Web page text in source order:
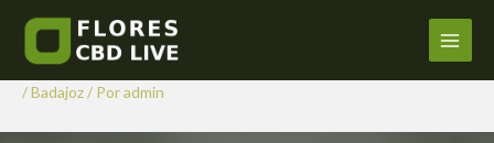
contenido
Main
Comprar Flores CBD en
Herrera del Duque
/Badajoz/ Poradmin